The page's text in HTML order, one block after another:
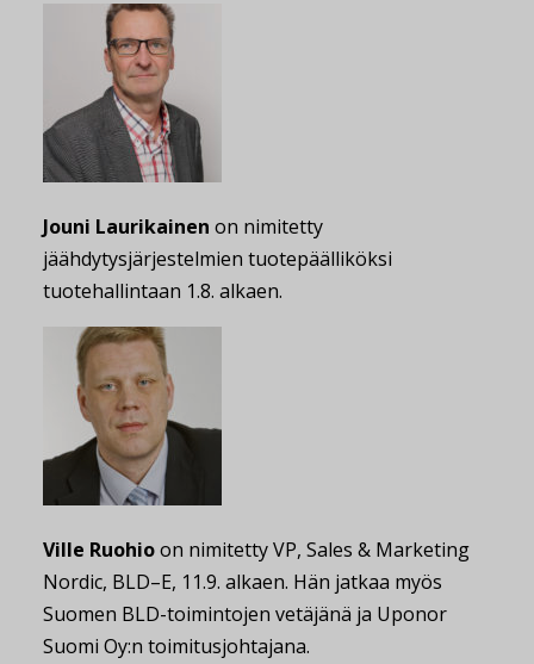
Jouni Laurikainen on nimitetty
jäähdytysjärjestelmien tuotepäälliköksi
tuotehallintaan 1.8. alkaen.
Ville Ruohioon nimitetty VP, Sales & Marketing
Nordic, BLD–E, 11.9. alkaen. Hän jatkaa myös
Suomen BLD-toimintojen vetäjänä ja Uponor
Suomi Oy:n toimitusjohtajana.